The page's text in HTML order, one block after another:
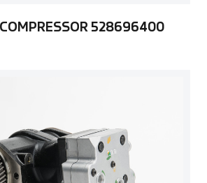
COMPRESSOR 528696400